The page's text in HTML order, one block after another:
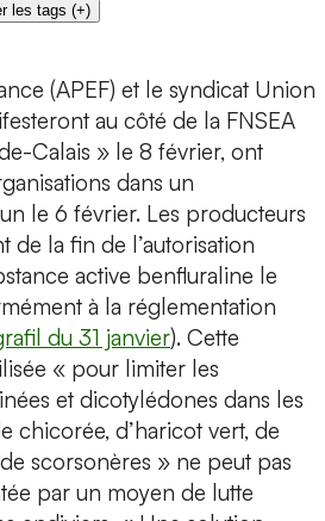
les tags (+)
(APEF) et le syndicat Union
au côté de la FNSEA
Calais » le 8 février, ont
dans un
le 6 février. Les producteurs
de la fin de l’autorisation
active benfluraline le
à la réglementation
du 31 janvier). Cette
« pour limiter les
et dicotylédones dans les
chicorée, d’haricot vert, de
scorsonères » ne peut pas
par un moyen de lutte